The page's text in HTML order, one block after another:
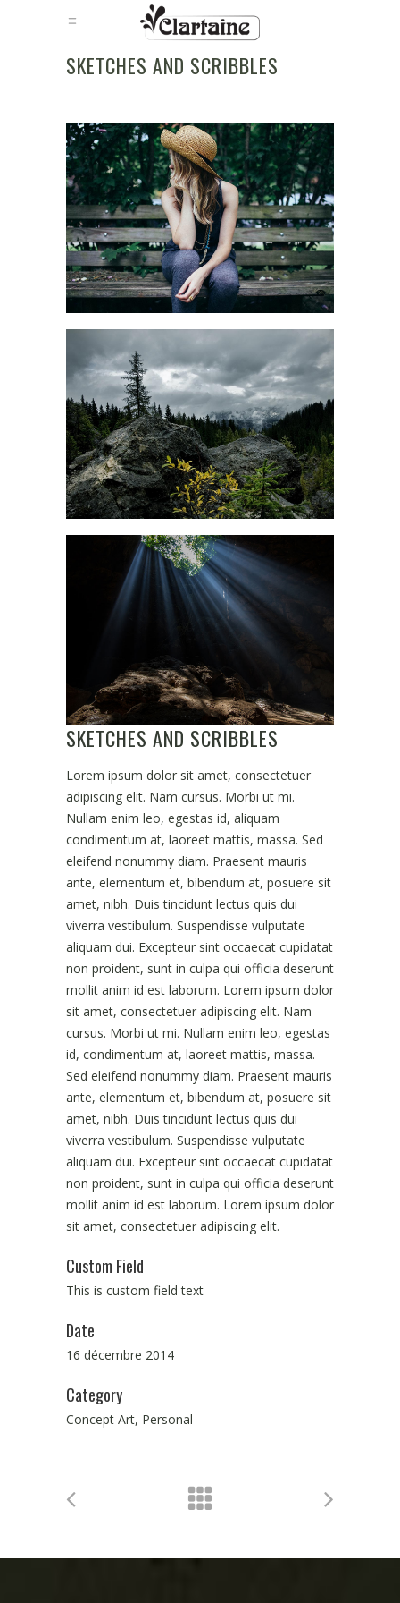
SKETCHES AND SCRIBBLES
SKETCHES AND SCRIBBLES
Lorem ipsum dolor sit amet, consectetuer
adipiscing elit. Nam cursus. Morbi ut mi.
Nullam enim leo, egestas id, aliquam
condimentum at, laoreet mattis, massa. Sed
eleifend nonummy diam. Praesent mauris
ante, elementum et, bibendum at, posuere sit
amet, nibh. Duis tincidunt lectus quis dui
viverra vestibulum. Suspendisse vulputate
aliquam dui. Excepteur sint occaecat cupidatat
non proident, sunt in culpa qui officia deserunt
mollit anim id est laborum. Lorem ipsum dolor
sit amet, consectetuer adipiscing elit. Nam
cursus. Morbi ut mi. Nullam enim leo, egestas
id, condimentum at, laoreet mattis, massa.
Sed eleifend nonummy diam. Praesent mauris
ante, elementum et, bibendum at, posuere sit
amet, nibh. Duis tincidunt lectus quis dui
viverra vestibulum. Suspendisse vulputate
aliquam dui. Excepteur sint occaecat cupidatat
non proident, sunt in culpa qui officia deserunt
mollit anim id est laborum. Lorem ipsum dolor
sit amet, consectetuer adipiscing elit.
Custom Field
This is custom field text
Date
16 décembre 2014
Category
Concept Art, Personal